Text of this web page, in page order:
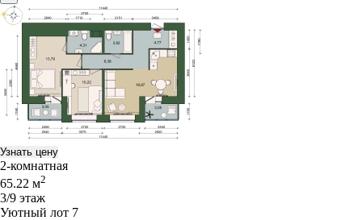
Узнать цену
2-комнатная
65.22 м2
3/9 этаж
Уютный лот 7